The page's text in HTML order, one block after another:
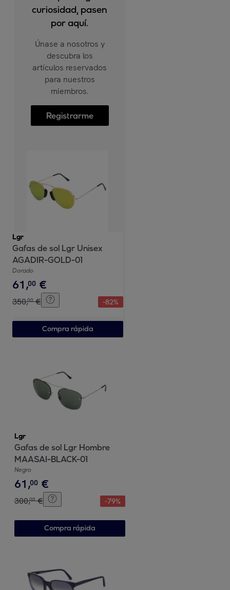
curiosidad, pasen
por aquí.
Únase a nosotros y
descubra los
artículos reservados
para nuestros
miembros.
Registrarme
Lgr
Gafas de sol Lgr Unisex
AGADIR-GOLD-01
Dorado
61,00 €
350,00 € -82%
Compra rápida
Lgr
Gafas de sol Lgr Hombre
MAASAI-BLACK-01
Negro
61,00 €
300,00 € -79%
Compra rápida